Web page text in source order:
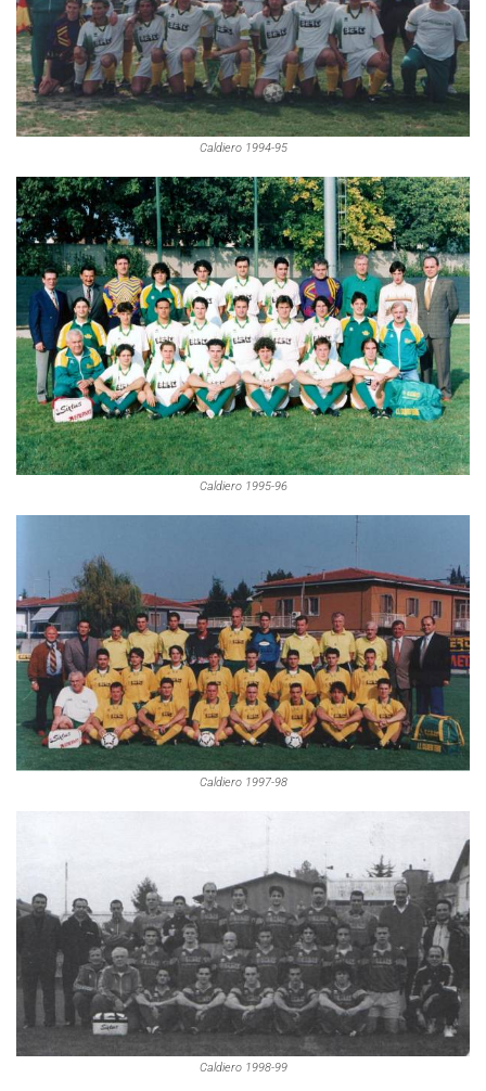
Caldiero 1994-95
Caldiero 1995-96
Caldiero 1997-98
Caldiero 1998-99